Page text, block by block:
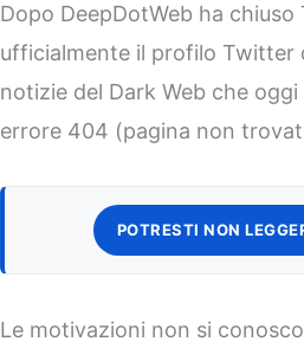
Dopo DeepDotWeb ha
ufficialmente il profilo Twitter
notizie del Dark Web che
errore 404 (pagina non
POTRESTI NON
Le motivazioni non si